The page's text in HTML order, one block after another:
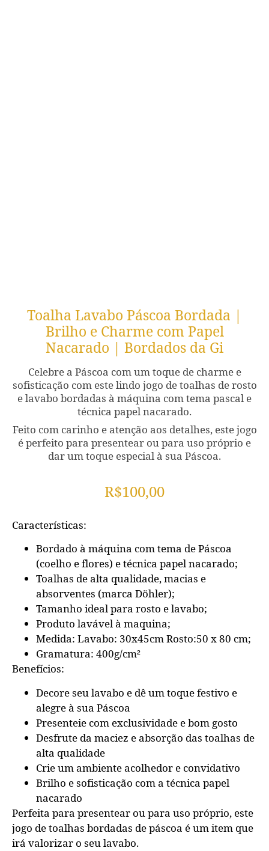
Toalha Lavabo Páscoa Bordada |
Brilho e Charme com Papel
Nacarado | Bordados da Gi
Celebre a Páscoa com um toque de charme e
sofisticação com este lindo jogo de toalhas de rosto
e lavabo bordadas à máquina com tema pascal e
técnica papel nacarado.
Feito com carinho e atenção aos detalhes, este jogo
é perfeito para presentear ou para uso próprio e
dar um toque especial à sua Páscoa.
R$100,00
Características:
Bordado à máquina com tema de Páscoa
(coelho e flores) e técnica papel nacarado;
Toalhas de alta qualidade, macias e
absorventes (marca Döhler);
Tamanho ideal para rosto e lavabo;
Produto lavável à maquina;
Medida: Lavabo: 30x45cm Rosto:50 x 80 cm;
Gramatura: 400g/cm²
Benefícios:
Decore seu lavabo e dê um toque festivo e
alegre à sua Páscoa
Presenteie com exclusividade e bom gosto
Desfrute da maciez e absorção das toalhas de
alta qualidade
Crie um ambiente acolhedor e convidativo
Brilho e sofisticação com a técnica papel
nacarado
Perfeita para presentear ou para uso próprio, este
jogo de toalhas bordadas de páscoa é um item que
irá valorizar o seu lavabo.